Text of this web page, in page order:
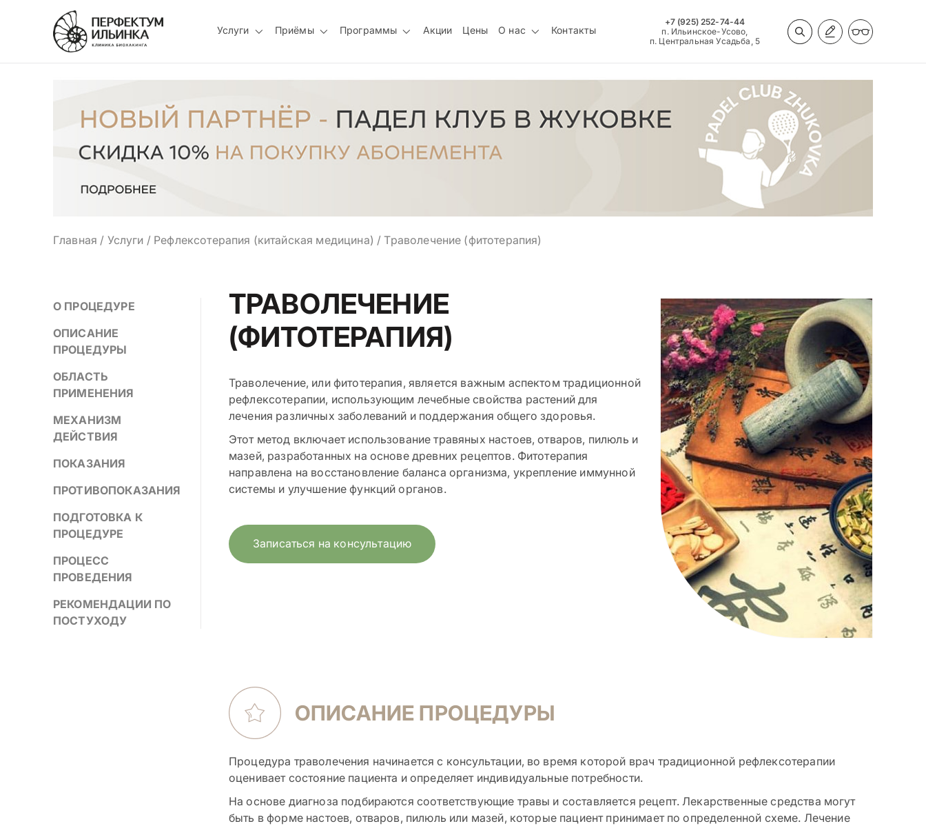
Услуги Приёмы Программы Акции Цены О нас Контакты
+7 (925) 252-74-44
п. Ильинское-Усово,
п. Центральная Усадьба, 5
Главная / Услуги / Рефлексотерапия (китайская медицина) / Траволечение (фитотерапия)
О ПРОЦЕДУРЕ
ОПИСАНИЕ
ПРОЦЕДУРЫ
ОБЛАСТЬ
ПРИМЕНЕНИЯ
МЕХАНИЗМ
ДЕЙСТВИЯ
ПОКАЗАНИЯ
ПРОТИВОПОКАЗАНИЯ
ПОДГОТОВКА К
ПРОЦЕДУРЕ
ПРОЦЕСС
ПРОВЕДЕНИЯ
РЕКОМЕНДАЦИИ ПО
ПОСТУХОДУ
ТРАВОЛЕЧЕНИЕ
(ФИТОТЕРАПИЯ)
Траволечение, или фитотерапия, является важным аспектом традиционной
рефлексотерапии, использующим лечебные свойства растений для
лечения различных заболеваний и поддержания общего здоровья.
Этот метод включает использование травяных настоев, отваров, пилюль и
мазей, разработанных на основе древних рецептов. Фитотерапия
направлена на восстановление баланса организма, укрепление иммунной
системы и улучшение функций органов.
Записаться на консультацию
ОПИСАНИЕ ПРОЦЕДУРЫ
Процедура траволечения начинается с консультации, во время которой врач традиционной рефлексотерапии
оценивает состояние пациента и определяет индивидуальные потребности.
На основе диагноза подбираются соответствующие травы и составляется рецепт. Лекарственные средства могут
быть в форме настоев, отваров, пилюль или мазей, которые пациент принимает по определенной схеме. Лечение